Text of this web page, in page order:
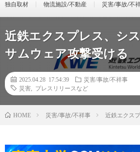
独自取材 物流施設/不動産 災害/事故/不
近鉄エクスプレス、シ
サムウェア攻撃受ける
2025.04.28 17:54:39
災害/事故/不祥事
災害
プレスリリースなど
HOME 災害/事故/不祥事 近鉄エクス